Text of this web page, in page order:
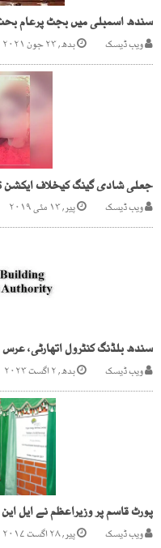
سندھ اسمبلی میں بجٹ پرعام
ویب ڈیسک بدھ, ۲۳ جون ۲۰۲۱
جعلی شادی گینگ کیخلاف ایکشن تیز،
ویب ڈیسک پیر, ۱۳ مئی ۲۰۱۹
ویب ڈیسک بدھ, ۲ اگست ۲۰۲۳
پورٹ قاسم پر وزیراعظم نے ایل
ویب ڈیسک پیر, ۲۸ اگست ۲۰۱۷